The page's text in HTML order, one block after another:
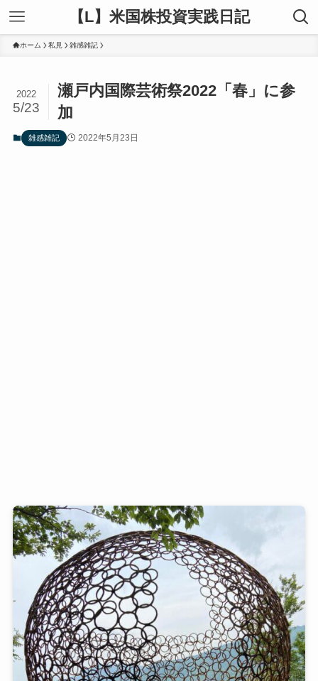
【L】米国株投資実践日記
ホーム 私見 雑感雑記
瀬戸内国際芸術祭2022「春」に参
加
2022
5/23
雑感雑記 2022年5月23日